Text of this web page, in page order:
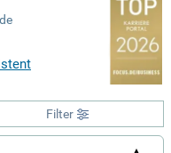
Filter